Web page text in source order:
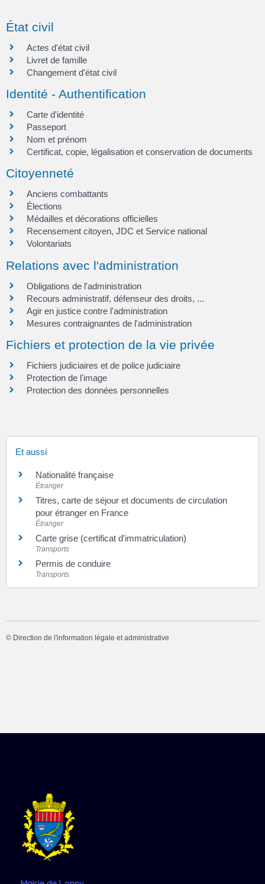
État civil
Actes d'état civil
Livret de famille
Changement d'état civil
Identité - Authentification
Carte d'identité
Passeport
Nom et prénom
Certificat, copie, légalisation et conservation de documents
Citoyenneté
Anciens combattants
Élections
Médailles et décorations officielles
Recensement citoyen, JDC et Service national
Volontariats
Relations avec l'administration
Obligations de l'administration
Recours administratif, défenseur des droits, ...
Agir en justice contre l'administration
Mesures contraignantes de l'administration
Fichiers et protection de la vie privée
Fichiers judiciaires et de police judiciaire
Protection de l'image
Protection des données personnelles
Et aussi
Nationalité française
Étranger
Titres, carte de séjour et documents de circulation
pour étranger en France
Étranger
Carte grise (certificat d'immatriculation)
Transports
Permis de conduire
Transports
© Direction de l'information légale et administrative